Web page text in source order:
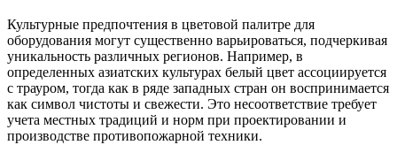
Культурные предпочтения в цветовой палитре для
оборудования могут существенно варьироваться, подчеркивая
уникальность различных регионов. Например, в
определенных азиатских культурах белый цвет ассоциируется
с трауром, тогда как в ряде западных стран он воспринимается
как символ чистоты и свежести. Это несоответствие требует
учета местных традиций и норм при проектировании и
производстве противопожарной техники.